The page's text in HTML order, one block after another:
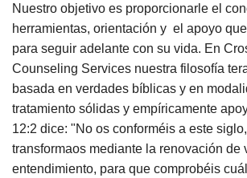
Nuestro objetivo es proporcionarle el
herramientas, orientación y el apoyo
para seguir adelante con su vida. En
Counseling Services nuestra filosofía
basada en verdades bíblicas y en
tratamiento sólidas y empíricamente
12:2 dice: "No os conforméis a este
transformaos mediante la renovación de
entendimiento, para que comprobéis